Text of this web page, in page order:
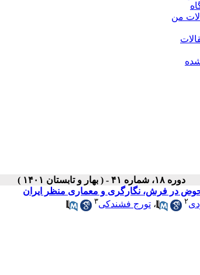
من
دوره ۱۸، شماره ۴۱ - ( بهار و تابستان ۱۴۰۱ )
در فرش، نگارگری و معماری منظر ایران
۲ ، تورج فشندکی۳